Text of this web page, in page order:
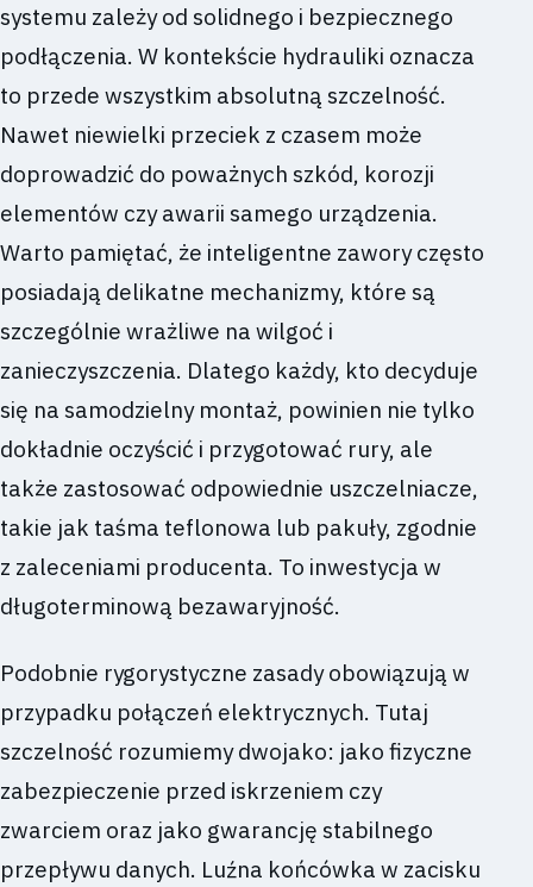
systemu zależy od solidnego i bezpiecznego
podłączenia. W kontekście hydrauliki oznacza
to przede wszystkim absolutną szczelność.
Nawet niewielki przeciek z czasem może
doprowadzić do poważnych szkód, korozji
elementów czy awarii samego urządzenia.
Warto pamiętać, że inteligentne zawory często
posiadają delikatne mechanizmy, które są
szczególnie wrażliwe na wilgoć i
zanieczyszczenia. Dlatego każdy, kto decyduje
się na samodzielny montaż, powinien nie tylko
dokładnie oczyścić i przygotować rury, ale
także zastosować odpowiednie uszczelniacze,
takie jak taśma teflonowa lub pakuły, zgodnie
z zaleceniami producenta. To inwestycja w
długoterminową bezawaryjność.
Podobnie rygorystyczne zasady obowiązują w
przypadku połączeń elektrycznych. Tutaj
szczelność rozumiemy dwojako: jako fizyczne
zabezpieczenie przed iskrzeniem czy
zwarciem oraz jako gwarancję stabilnego
przepływu danych. Luźna końcówka w zacisku